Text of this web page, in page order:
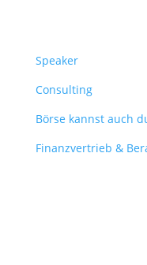
Speaker
Consulting
Börse kannst auch
Finanzvertrieb &